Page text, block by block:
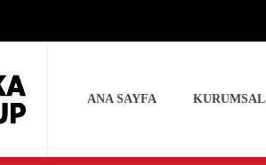
ANA SAYFA KURUMSAL